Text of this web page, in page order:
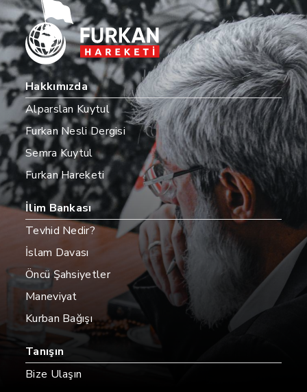
Hakkımızda
Alparslan Kuytul
Furkan Nesli Dergisi
Semra Kuytul
Furkan Hareketi
İlim Bankası
Tevhid Nedir?
İslam Davası
Öncü Şahsiyetler
Maneviyat
Kurban Bağışı
Tanışın
Bize Ulaşın